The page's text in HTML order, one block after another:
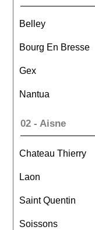
Belley
Bourg En Bresse
Gex
Nantua
02 - Aisne
Chateau Thierry
Laon
Saint Quentin
Soissons